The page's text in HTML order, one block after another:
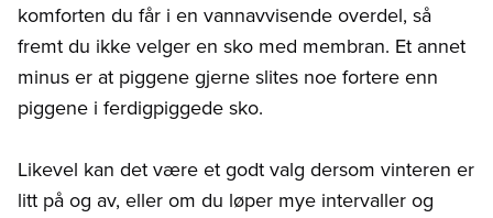
komforten du får i en vannavvisende overdel, så
fremt du ikke velger en sko med membran. Et annet
minus er at piggene gjerne slites noe fortere enn
piggene i ferdigpiggede sko.
Likevel kan det være et godt valg dersom vinteren er
litt på og av, eller om du løper mye intervaller og